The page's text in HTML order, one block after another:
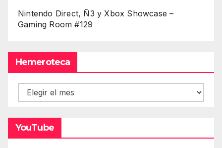
Nintendo Direct, Ñ3 y Xbox Showcase –
Gaming Room #129
Hemeroteca
Hemeroteca
YouTube